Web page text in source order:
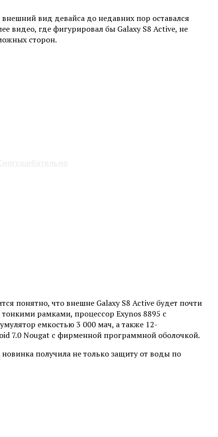
вид девайса до недавних пор оставался
видео, где фигурировал бы Galaxy S8 Active, не
сторон.
понятно, что внешне Galaxy S8 Active будет почти
рамками, процессор Exynos 8895 с
емкостью 3 000 мач, а также 12-
7.0 Nougat с фирменной программной оболочкой.
получила не только защиту от воды по